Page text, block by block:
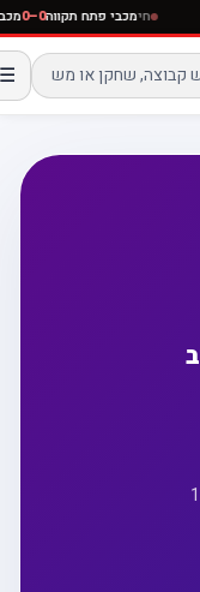
חימכבי פתח תקווה0–0
☰